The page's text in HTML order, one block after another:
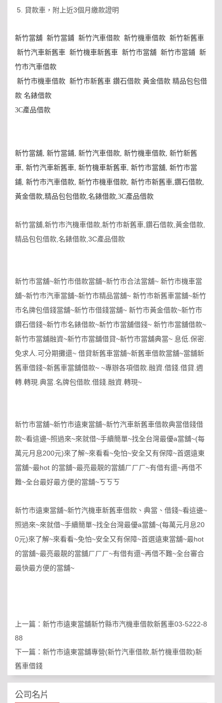
5. 貸款車，附上近3個月繳款證明
新竹當舖 新竹當鋪 新竹汽車借款 新竹機車借款 新竹新舊車
新竹汽車新舊車 新竹機車新舊車 新竹市當舖 新竹市當鋪 新
竹市汽車借款
新竹市機車借款 新竹市新舊車 鑽石借款 黃金借款 精品包包借
款 名錶借款
3C產品借款
新竹當舖 新竹當鋪 新竹汽車借款 新竹機車借款 新竹新舊
車 新竹汽車新舊車 新竹機車新舊車 新竹市當舖 新竹市當
鋪 新竹市汽車借款 新竹市機車借款 新竹市新舊車 鑽石借款
黃金借款 精品包包借款 名錶借款 3C產品借款
新竹當舖 新竹市汽機車借款 新竹市新舊車 鑽石借款 黃金借款
精品包包借款 名錶借款 3C產品借款
新竹市當舖~新竹市借款當舖~新竹市合法當舖~ 新竹市機車當
舖~新竹市汽車當舖~新竹市精品當舖~ 新竹市新舊車當舖~新竹
市名牌包借錢當舖~新竹市借錢當舖~ 新竹市黃金借款~新竹市
鑽石借錢~新竹市名錶借款~新竹市當舖借錢~ 新竹市當舖借款~
新竹市當舖融資~新竹市當舖借貸~新竹市當舖典當~ 息低 保密
免求人 可分期攤還~ 借貸新舊車當舖~新舊車借款當舖~當舖新
舊車借錢~新舊車當舖借款~ ~專辦各項借款 融資 借錢 借貸 週
轉 轉現 典當 名牌包借款 借錢 融資 轉現~
新竹市當舖~新竹市遠東當舖~新竹汽車新舊車借款典當借錢借
款~看這邊~照過來~來就借~手續簡單~找全台灣最優a當舖~(每
萬元月息200元)來了解~來看看~免怕~安全又有保障~首選遠東
當舖~最hot 的當舖~最亮最靚的當舖ㄏㄏㄏ~有借有還~再借不
難~全台最好最方便的當舖~ㄎㄎㄎ
新竹市遠東當舖~新竹汽機車新舊車借款、典當、借錢~看這邊~
照過來~來就借~手續簡單~找全台灣最優a當舖~(每萬元月息20
0元)來了解~來看看~免怕~安全又有保障~首選遠東當舖~最hot
的當舖~最亮最靚的當舖ㄏㄏㄏ~有借有還~再借不難~全台審合
最快最方便的當舖~
上一篇： 新竹市遠東當舖新竹縣市汽機車借款新舊車03-5222-8
88
下一篇： 新竹市遠東當舖專營(新竹汽車借款,新竹機車借款)新
舊車借錢
公司名片